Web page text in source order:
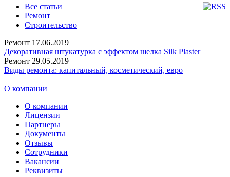
Все статьи
Ремонт
Строительство
Ремонт 17.06.2019
Декоративная штукатурка с эффектом шелка Silk Plaster
Ремонт 29.05.2019
Виды ремонта: капитальный, косметический, евро
О компании
О компании
Лицензии
Партнеры
Документы
Отзывы
Сотрудники
Вакансии
Реквизиты